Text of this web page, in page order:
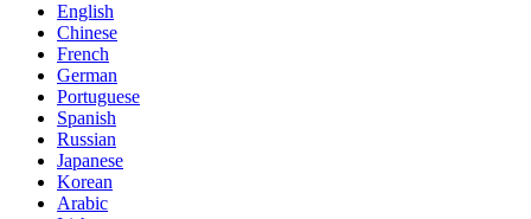
English
Chinese
French
German
Portuguese
Spanish
Russian
Japanese
Korean
Arabic